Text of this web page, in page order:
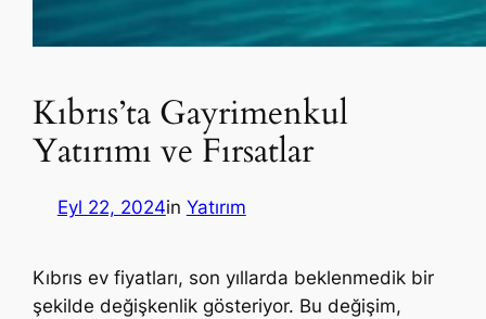
Kıbrıs’ta Gayrimenkul
Yatırımı ve Fırsatlar
Eyl 22, 2024in Yatırım
Kıbrıs ev fiyatları, son yıllarda beklenmedik bir
şekilde değişkenlik gösteriyor. Bu değişim,